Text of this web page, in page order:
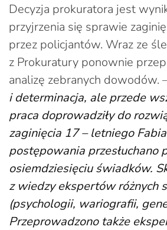
Decyzja prokuratora jest
przyjrzenia się sprawie
przez policjantów. Wraz ze
z Prokuratury ponownie
analizę zebranych dowodów.
i determinacja, ale przede
praca doprowadziły do
zaginięcia 17 – letniego
postępowania przesłuchano
osiemdziesięciu świadków.
z wiedzy ekspertów różnych
(psychologii, wariografii,
Przeprowadzono także